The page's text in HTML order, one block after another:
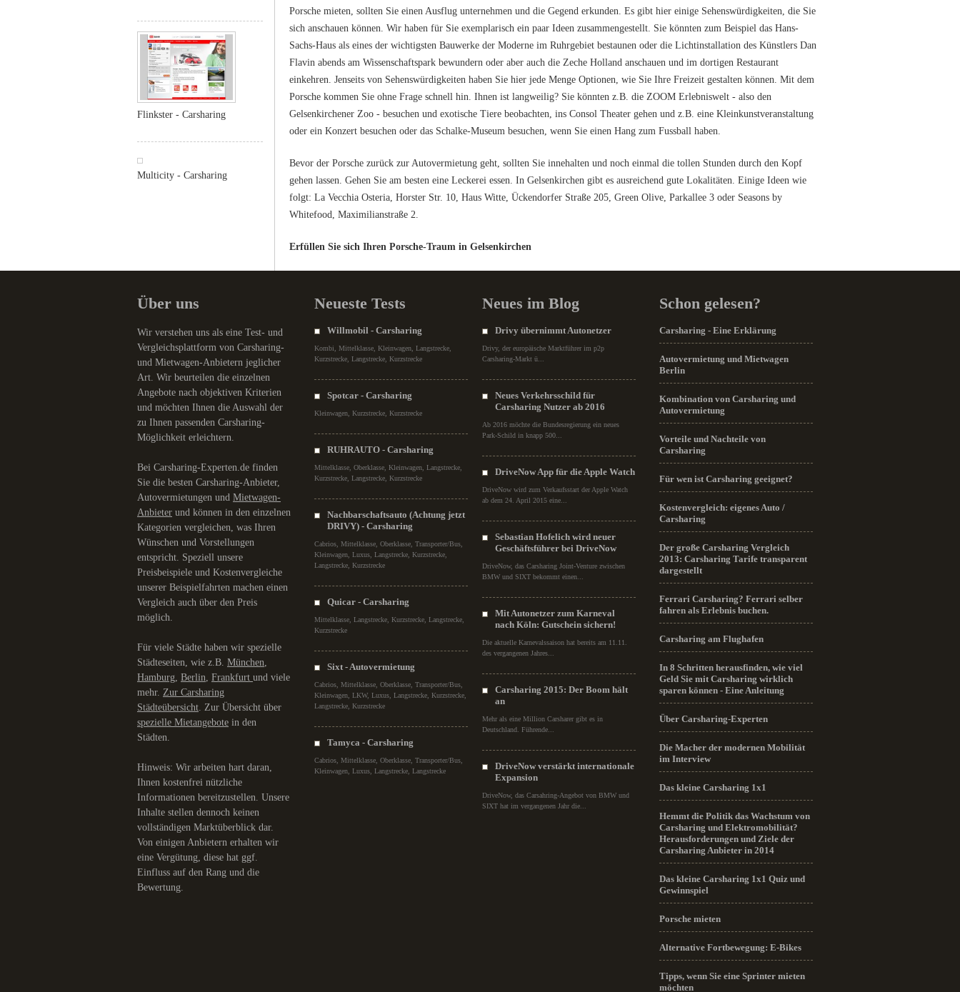
Porsche mieten, sollten Sie einen Ausflug unternehmen und die Gegend erkunden. Es gibt hier einige Sehenswürdigkeiten, die Sie
sich anschauen können. Wir haben für Sie exemplarisch ein paar Ideen zusammengestellt. Sie könnten zum Beispiel das Hans-
Sachs-Haus als eines der wichtigsten Bauwerke der Moderne im Ruhrgebiet bestaunen oder die Lichtinstallation des Künstlers Dan
Flavin abends am Wissenschaftspark bewundern oder aber auch die Zeche Holland anschauen und im dortigen Restaurant
einkehren. Jenseits von Sehenswürdigkeiten haben Sie hier jede Menge Optionen, wie Sie Ihre Freizeit gestalten können. Mit dem
Porsche kommen Sie ohne Frage schnell hin. Ihnen ist langweilig? Sie könnten z.B. die ZOOM Erlebniswelt - also den
Gelsenkirchener Zoo - besuchen und exotische Tiere beobachten, ins Consol Theater gehen und z.B. eine Kleinkunstveranstaltung
oder ein Konzert besuchen oder das Schalke-Museum besuchen, wenn Sie einen Hang zum Fussball haben.
Bevor der Porsche zurück zur Autovermietung geht, sollten Sie innehalten und noch einmal die tollen Stunden durch den Kopf
gehen lassen. Gehen Sie am besten eine Leckerei essen. In Gelsenkirchen gibt es ausreichend gute Lokalitäten. Einige Ideen wie
folgt: La Vecchia Osteria, Horster Str. 10, Haus Witte, Ückendorfer Straße 205, Green Olive, Parkallee 3 oder Seasons by
Whitefood, Maximilianstraße 2.
Erfüllen Sie sich Ihren Porsche-Traum in Gelsenkirchen
Flinkster - Carsharing
Multicity - Carsharing
Über uns
Wir verstehen uns als eine Test- und
Vergleichsplattform von Carsharing-
und Mietwagen-Anbietern jeglicher
Art. Wir beurteilen die einzelnen
Angebote nach objektiven Kriterien
und möchten Ihnen die Auswahl der
zu Ihnen passenden Carsharing-
Möglichkeit erleichtern.
Bei Carsharing-Experten.de finden
Sie die besten Carsharing-Anbieter,
Autovermietungen und Mietwagen-
Anbieter und können in den einzelnen
Kategorien vergleichen, was Ihren
Wünschen und Vorstellungen
entspricht. Speziell unsere
Preisbeispiele und Kostenvergleiche
unserer Beispielfahrten machen einen
Vergleich auch über den Preis
möglich.
Für viele Städte haben wir spezielle
Städteseiten, wie z.B. München,
Hamburg, Berlin, Frankfurt und viele
mehr. Zur Carsharing
Städteübersicht. Zur Übersicht über
spezielle Mietangebote in den
Städten.
Hinweis: Wir arbeiten hart daran,
Ihnen kostenfrei nützliche
Informationen bereitzustellen. Unsere
Inhalte stellen dennoch keinen
vollständigen Marktüberblick dar.
Von einigen Anbietern erhalten wir
eine Vergütung, diese hat ggf.
Einfluss auf den Rang und die
Bewertung.
Neueste Tests
Willmobil - Carsharing
Kombi, Mittelklasse, Kleinwagen, Langstrecke,
Kurzstrecke, Langstrecke, Kurzstrecke
Spotcar - Carsharing
Kleinwagen, Kurzstrecke, Kurzstrecke
RUHRAUTO - Carsharing
Mittelklasse, Oberklasse, Kleinwagen, Langstrecke,
Kurzstrecke, Langstrecke, Kurzstrecke
Nachbarschaftsauto (Achtung jetzt
DRIVY) - Carsharing
Cabrios, Mittelklasse, Oberklasse, Transporter/Bus,
Kleinwagen, Luxus, Langstrecke, Kurzstrecke,
Langstrecke, Kurzstrecke
Quicar - Carsharing
Mittelklasse, Langstrecke, Kurzstrecke, Langstrecke,
Kurzstrecke
Sixt - Autovermietung
Cabrios, Mittelklasse, Oberklasse, Transporter/Bus,
Kleinwagen, LKW, Luxus, Langstrecke, Kurzstrecke,
Langstrecke, Kurzstrecke
Tamyca - Carsharing
Cabrios, Mittelklasse, Oberklasse, Transporter/Bus,
Kleinwagen, Luxus, Langstrecke, Langstrecke
Neues im Blog
Drivy übernimmt Autonetzer
Drivy, der europäische Marktführer im p2p
Carsharing-Markt ü...
Neues Verkehrsschild für
Carsharing Nutzer ab 2016
Ab 2016 möchte die Bundesregierung ein neues
Park-Schild in knapp 500...
DriveNow App für die Apple Watch
DriveNow wird zum Verkaufsstart der Apple Watch
ab dem 24. April 2015 eine...
Sebastian Hofelich wird neuer
Geschäftsführer bei DriveNow
DriveNow, das Carsharing Joint-Venture zwischen
BMW und SIXT bekommt einen...
Mit Autonetzer zum Karneval
nach Köln: Gutschein sichern!
Die aktuelle Karnevalssaison hat bereits am 11.11.
des vergangenen Jahres...
Carsharing 2015: Der Boom hält
an
Mehr als eine Million Carsharer gibt es in
Deutschland. Führende...
DriveNow verstärkt internationale
Expansion
DriveNow, das Carsahring-Angebot von BMW und
SIXT hat im vergangenen Jahr die...
Schon gelesen?
Carsharing - Eine Erklärung
Autovermietung und Mietwagen
Berlin
Kombination von Carsharing und
Autovermietung
Vorteile und Nachteile von
Carsharing
Für wen ist Carsharing geeignet?
Kostenvergleich: eigenes Auto /
Carsharing
Der große Carsharing Vergleich
2013: Carsharing Tarife transparent
dargestellt
Ferrari Carsharing? Ferrari selber
fahren als Erlebnis buchen.
Carsharing am Flughafen
In 8 Schritten herausfinden, wie viel
Geld Sie mit Carsharing wirklich
sparen können - Eine Anleitung
Über Carsharing-Experten
Die Macher der modernen Mobilität
im Interview
Das kleine Carsharing 1x1
Hemmt die Politik das Wachstum von
Carsharing und Elektromobilität?
Herausforderungen und Ziele der
Carsharing Anbieter in 2014
Das kleine Carsharing 1x1 Quiz und
Gewinnspiel
Porsche mieten
Alternative Fortbewegung: E-Bikes
Tipps, wenn Sie eine Sprinter mieten
möchten